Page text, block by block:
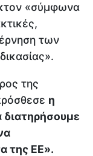
«σύμφωνα
των
της
η
της ΕΕ».